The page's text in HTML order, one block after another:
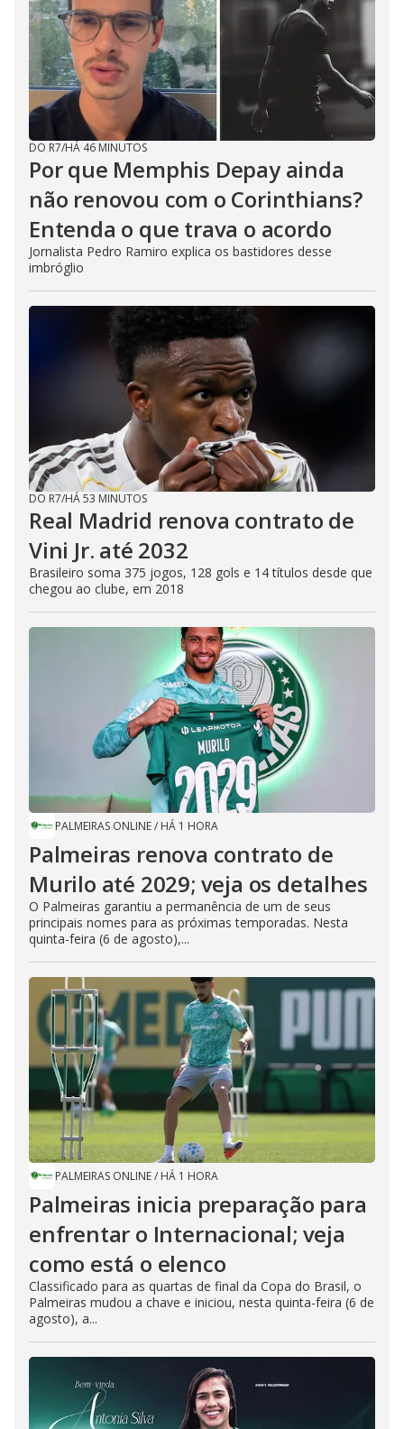
DO R7/HÁ 46 MINUTOS
Por que Memphis Depay ainda
não renovou com o Corinthians?
Entenda o que trava o acordo
Jornalista Pedro Ramiro explica os bastidores desse
imbróglio
DO R7/HÁ 53 MINUTOS
Real Madrid renova contrato de
Vini Jr. até 2032
Brasileiro soma 375 jogos, 128 gols e 14 títulos desde que
chegou ao clube, em 2018
PALMEIRAS ONLINE/ HÁ 1 HORA
Palmeiras renova contrato de
Murilo até 2029; veja os detalhes
O Palmeiras garantiu a permanência de um de seus
principais nomes para as próximas temporadas. Nesta
quinta-feira (6 de agosto),...
PALMEIRAS ONLINE/ HÁ 1 HORA
Palmeiras inicia preparação para
enfrentar o Internacional; veja
como está o elenco
Classificado para as quartas de final da Copa do Brasil, o
Palmeiras mudou a chave e iniciou, nesta quinta-feira (6 de
agosto), a...